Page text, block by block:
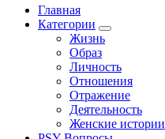
Главная
Категории
Жизнь
Образ
Личность
Отношения
Отражение
Деятельность
Женские истории